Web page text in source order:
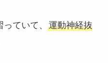
ていて、 運動神経抜